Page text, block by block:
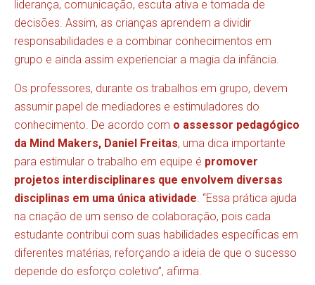
liderança, comunicação, escuta ativa e tomada de
decisões. Assim, as crianças aprendem a dividir
responsabilidades e a combinar conhecimentos em
grupo e ainda assim experienciar a magia da infância.
Os professores, durante os trabalhos em grupo, devem
assumir papel de mediadores e estimuladores do
conhecimento. De acordo com o assessor pedagógico
da Mind Makers, Daniel Freitas, uma dica importante
para estimular o trabalho em equipe é promover
projetos interdisciplinares que envolvem diversas
disciplinas em uma única atividade. “Essa prática ajuda
na criação de um senso de colaboração, pois cada
estudante contribui com suas habilidades específicas em
diferentes matérias, reforçando a ideia de que o sucesso
depende do esforço coletivo”, afirma.